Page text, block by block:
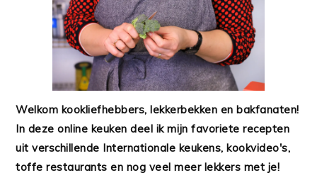
Welkom kookliefhebbers, lekkerbekken en bakfanaten!
In deze online keuken deel ik mijn favoriete recepten
uit verschillende Internationale keukens, kookvideo's,
toffe restaurants en nog veel meer lekkers met je!